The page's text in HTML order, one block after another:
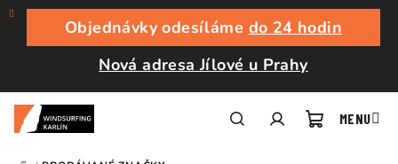
Přejít
obsah
Objednávky odesíláme do 24 hodin
Nová adresa Jílové u Prahy